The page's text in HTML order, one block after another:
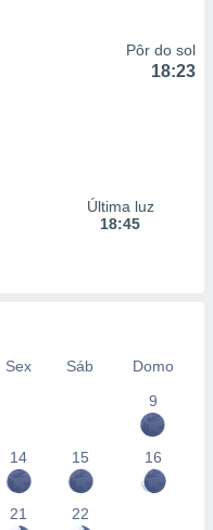
Pôr do sol
18:23
Última luz
18:45
Sex Sáb
Domo
9
14 15 16
21 22